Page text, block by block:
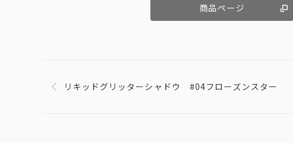
商品ページ
リキッドグリッターシャドウ #04フローズンスター